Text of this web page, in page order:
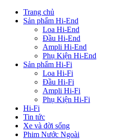
Trang chủ
Sản phẩm Hi-End
Loa Hi-End
Đầu Hi-End
Ampli Hi-End
Phụ Kiện Hi-End
Sản phẩm Hi-Fi
Loa Hi-Fi
Đầu Hi-Fi
Ampli Hi-Fi
Phụ Kiện Hi-Fi
Hi-Fi
Tin tức
Xe và đời sống
Phim Nước Ngoài